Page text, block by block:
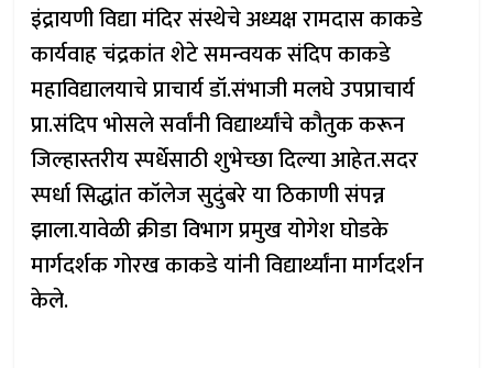
इंद्रायणी विद्या मंदिर संस्थेचे अध्यक्ष रामदास काकडे
कार्यवाह चंद्रकांत शेटे समन्वयक संदिप काकडे
महाविद्यालयाचे प्राचार्य डॉ.संभाजी मलघे उपप्राचार्य
प्रा.संदिप भोसले सर्वांनी विद्यार्थ्यांचे कौतुक करून
जिल्हास्तरीय स्पर्धेसाठी शुभेच्छा दिल्या आहेत.सदर
स्पर्धा सिद्धांत कॉलेज सुदुंबरे या ठिकाणी संपन्न
झाला.यावेळी क्रीडा विभाग प्रमुख योगेश घोडके
मार्गदर्शक गोरख काकडे यांनी विद्यार्थ्यांना मार्गदर्शन
केले.